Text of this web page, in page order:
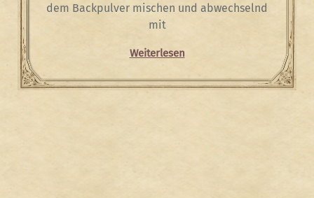
dem Backpulver mischen und abwechselnd
mit
Weiterlesen